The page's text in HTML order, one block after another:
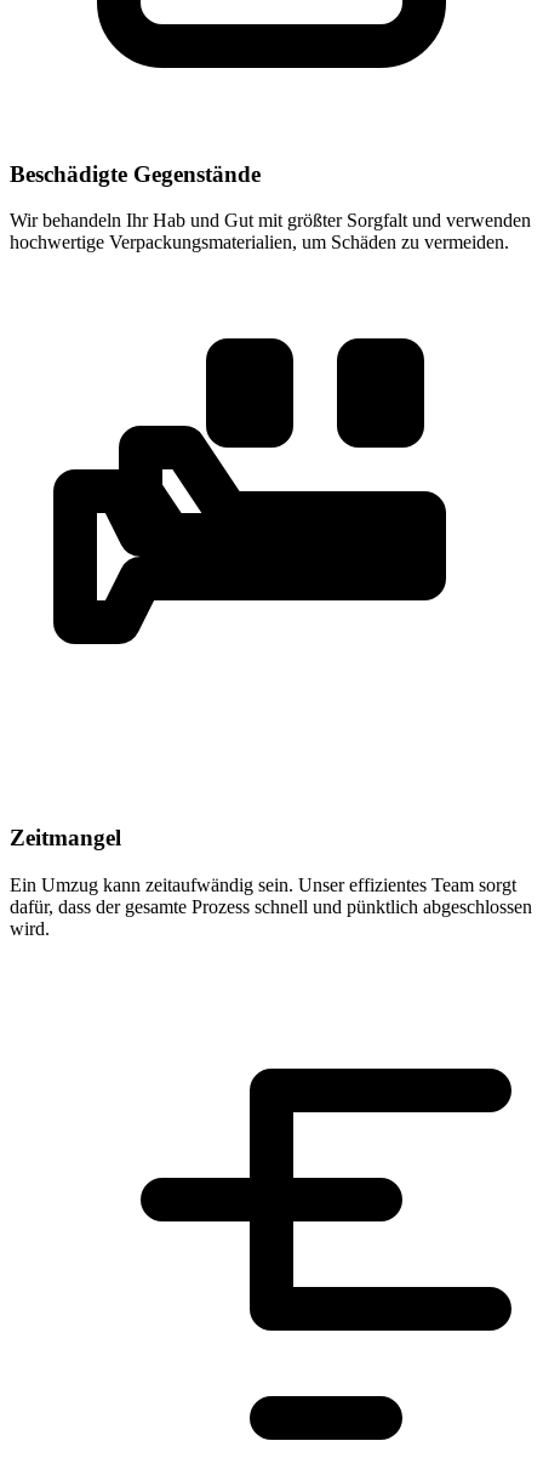
Beschädigte Gegenstände
Wir behandeln Ihr Hab und Gut mit größter Sorgfalt und verwenden
hochwertige Verpackungsmaterialien, um Schäden zu vermeiden.
Zeitmangel
Ein Umzug kann zeitaufwändig sein. Unser effizientes Team sorgt
dafür, dass der gesamte Prozess schnell und pünktlich abgeschlossen
wird.